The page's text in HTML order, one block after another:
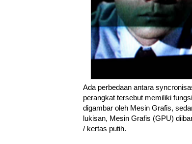
Ada perbedaan antara
perangkat tersebut memiliki
digambar oleh Mesin Grafis,
lukisan, Mesin Grafis (GPU)
/ kertas putih.